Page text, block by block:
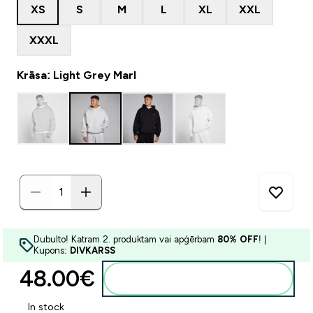
XS S M L XL XXL
XXXL
Krāsa: Light Grey Marl
Dubulto! Katram 2. produktam vai apģērbam 80% OFF! |
Kupons: DIVKARSS
48.00€‎
In stock